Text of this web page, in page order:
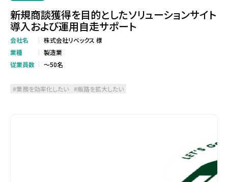
新規商談獲得を目的としたソリューションサイト
導入および運用自走サポート
会社名
株式会社リベックス 様
業種
製造業
従業員数
～50名
業務を効率化したい 販路を拡大したい